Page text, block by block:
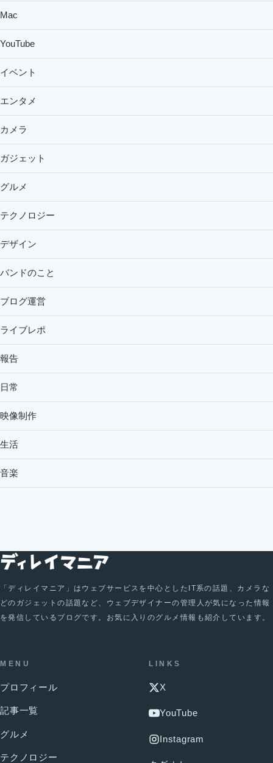
Mac
YouTube
イベント
エンタメ
カメラ
ガジェット
グルメ
テクノロジー
デザイン
バンドのこと
ブログ運営
ライブレポ
報告
日常
映像制作
生活
音楽
「ディレイマニア」はウェブサービスを中心としたIT系の話題、カメラな
どのガジェットの話題など、ウェブデザイナーの管理人が気になった情報
を発信しているブログです。お気に入りのグルメ情報も紹介しています。
MENU
プロフィール
記事一覧
グルメ
テクノロジー
LINKS
X
YouTube
Instagram